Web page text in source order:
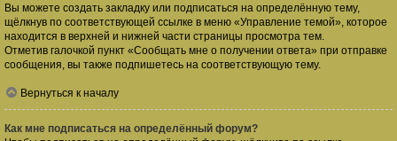
Вы можете создать закладку или подписаться на определённую тему,
щёлкнув по соответствующей ссылке в меню «Управление темой», которое
находится в верхней и нижней части страницы просмотра тем.
Отметив галочкой пункт «Сообщать мне о получении ответа» при отправке
сообщения, вы также подпишетесь на соответствующую тему.
Вернуться к началу
Как мне подписаться на определённый форум?